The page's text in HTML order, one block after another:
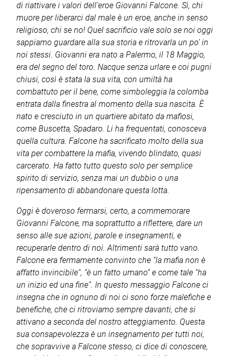
di riattivare i valori dell’eroe Giovanni Falcone. Sì, chi
muore per liberarci dal male è un eroe, anche in senso
religioso, chi se no! Quel sacrificio vale solo se noi oggi
sappiamo guardare alla sua storia e ritrovarla un po’ in
noi stessi. Giovanni era nato a Palermo, il 18 Maggio,
era del segno del toro. Nacque senza urlare e coi pugni
chiusi, così è stata la sua vita, con umiltà ha
combattuto per il bene, come simboleggia la colomba
entrata dalla finestra al momento della sua nascita. È
nato e cresciuto in un quartiere abitato da mafiosi,
come Buscetta, Spadaro. Li ha frequentati, conosceva
quella cultura. Falcone ha sacrificato molto della sua
vita per combattere la mafia, vivendo blindato, quasi
carcerato. Ha fatto tutto questo solo per semplice
spirito di servizio, senza mai un dubbio o una
ripensamento di abbandonare questa lotta.
Oggi è doveroso fermarsi, certo, a commemorare
Giovanni Falcone, ma soprattutto a riflettere, dare un
senso alle sue azioni, parole e insegnamenti, e
recuperarle dentro di noi. Altrimenti sarà tutto vano.
Falcone era fermamente convinto che “la mafia non è
affatto invincibile”, “è un fatto umano” e come tale “ha
un inizio ed una fine”. In questo messaggio Falcone ci
insegna che in ognuno di noi ci sono forze malefiche e
benefiche, che ci ritroviamo sempre davanti, che si
attivano a seconda del nostro atteggiamento. Questa
sua consapevolezza è un insegnamento per tutti noi,
che sopravvive a Falcone stesso, ci dice di conoscere,